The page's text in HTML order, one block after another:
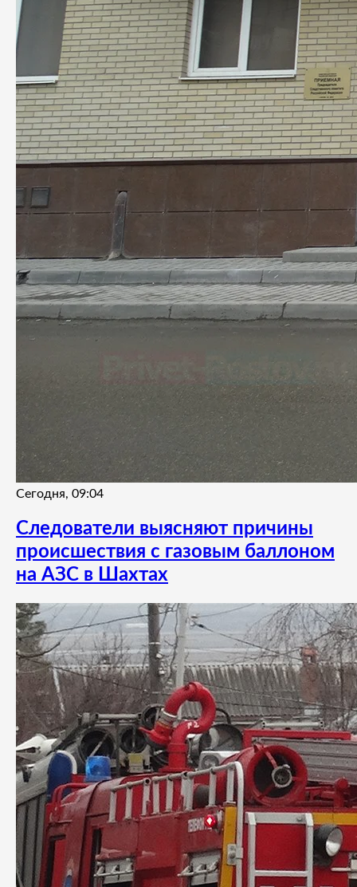
Сегодня, 09:04
Следователи выясняют причины
происшествия с газовым баллоном
на АЗС в Шахтах